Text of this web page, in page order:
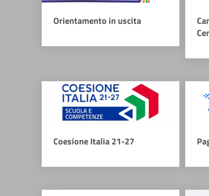
Orientamento in uscita
Coesione Italia 21-27